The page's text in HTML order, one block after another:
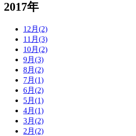
2017年
12月(2)
11月(3)
10月(2)
9月(3)
8月(2)
7月(1)
6月(2)
5月(1)
4月(1)
3月(2)
2月(2)